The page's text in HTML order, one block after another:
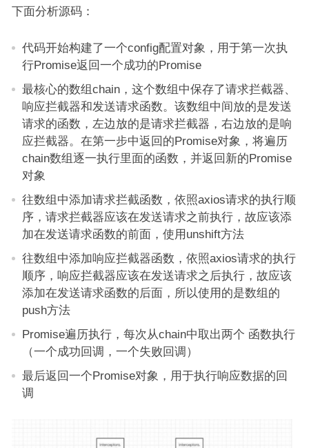
下面分析源码：
代码开始构建了一个config配置对象，用于第一次执
行Promise返回一个成功的Promise
最核心的数组chain，这个数组中保存了请求拦截器、
响应拦截器和发送请求函数。该数组中间放的是发送
请求的函数，左边放的是请求拦截器，右边放的是响
应拦截器。在第一步中返回的Promise对象，将遍历
chain数组逐一执行里面的函数，并返回新的Promise
对象
往数组中添加请求拦截函数，依照axios请求的执行顺
序，请求拦截器应该在发送请求之前执行，故应该添
加在发送请求函数的前面，使用unshift方法
往数组中添加响应拦截器函数，依照axios请求的执行
顺序，响应拦截器应该在发送请求之后执行，故应该
添加在发送请求函数的后面，所以使用的是数组的
push方法
Promise遍历执行，每次从chain中取出两个 函数执行
（一个成功回调，一个失败回调）
最后返回一个Promise对象，用于执行响应数据的回
调